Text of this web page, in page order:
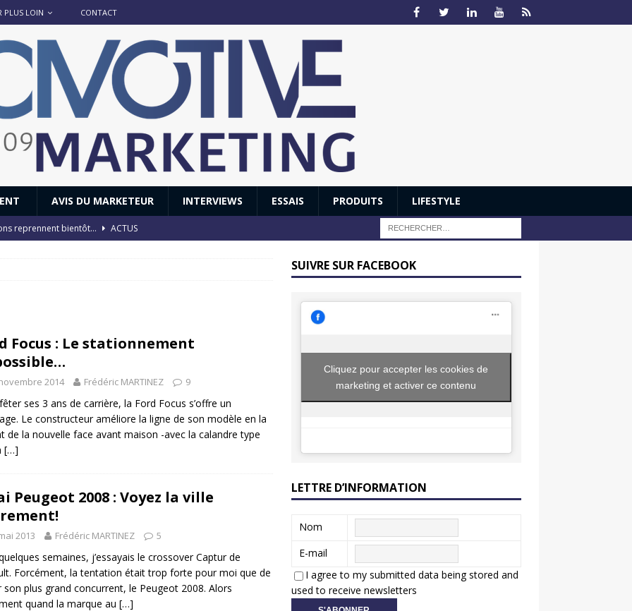
PLUS LOIN CONTACT
AVIS DU MARKETEUR INTERVIEWS ESSAIS PRODUITS LIFESTYLE
reprennent bientôt…
ACTUS
Honda dévoile un spot publicitaire… confiné!
Focus : Le stationnement
2014 Frédéric MARTINEZ 9
ses 3 ans de carrière, la Ford Focus s’offre un
Le constructeur améliore la ligne de son modèle en la
de la nouvelle face avant maison -avec la calandre type
[…]
Peugeot 2008 : Voyez la ville
2013 Frédéric MARTINEZ 5
semaines, j’essayais le crossover Captur de
Forcément, la tentation était trop forte pour moi que de
son plus grand concurrent, le Peugeot 2008. Alors
quand la marque au […]
SUIVRE SUR FACEBOOK
Cliquez pour accepter les cookies de
marketing et activer ce contenu
LETTRE D’INFORMATION
Nom
E-mail
I agree to my submitted data being stored and
used to receive newsletters